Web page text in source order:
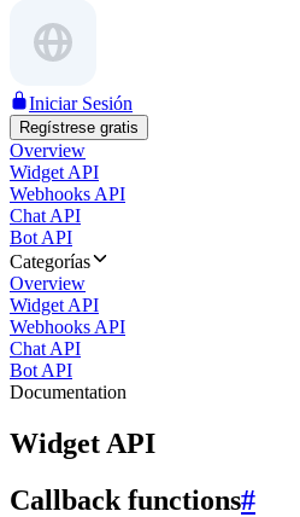
Iniciar Sesión
Regístrese gratis
Overview
Widget API
Webhooks API
Chat API
Bot API
Categorías
Overview
Widget API
Webhooks API
Chat API
Bot API
Documentation
Widget API
Callback functions#